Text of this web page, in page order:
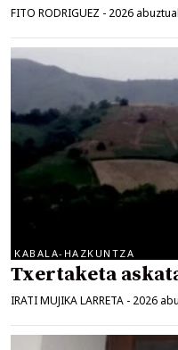
FITO RODRIGUEZ - 2026
KABALA-HAZKUNTZA
Txertaketa
IRATI MUJIKA LARRETA - 2026